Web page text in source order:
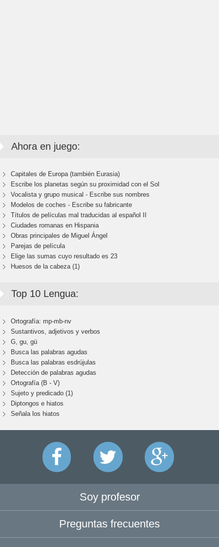
Ahora en juego:
Capitales de Europa (también Eurasia)
Escribe los planetas según su proximidad con el Sol
Vocalista y grupo musical - Escribe sus nombres
Modelos de coches - Escribe su fabricante
Títulos de películas mal traducidas al español II
Ciudades romanas en Hispania
Obras principales de Miguel Ángel
Parejas de película
Elige las sumas cuyo resultado es 23
Huesos de la cabeza (1)
Top 10 Lengua:
Ortografía: mp-mb-nv
Sustantivos, adjetivos y verbos
G, gu, gü
Busca las palabras agudas
Busca las palabras esdrújulas
Detección de palabras agudas
Ortografía (B - V)
Sujeto y predicado (1)
Diptongos e hiatos
Señala los hiatos
Soy profesor
Preguntas frecuentes